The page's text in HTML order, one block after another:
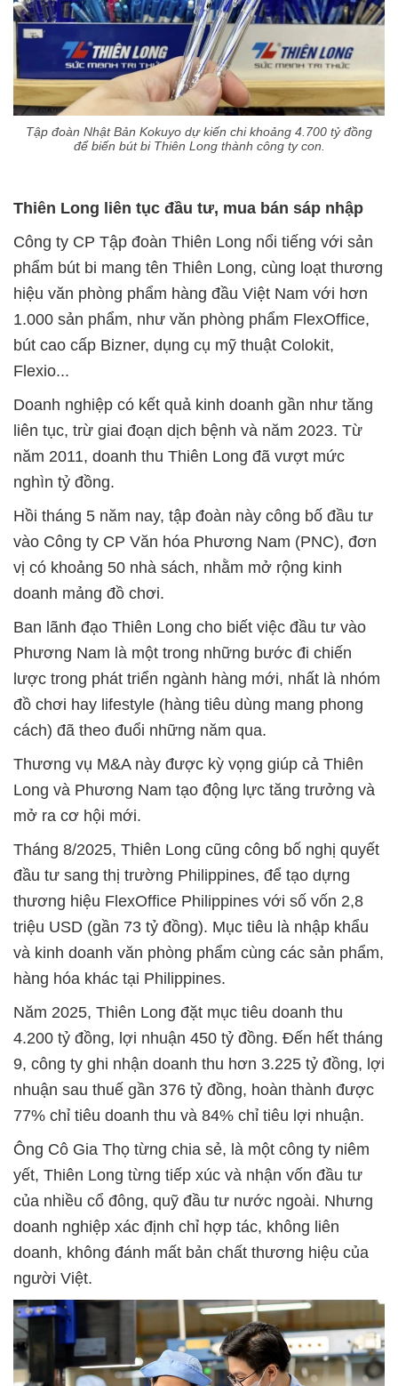
Tập đoàn Nhật Bản Kokuyo dự kiến chi khoảng 4.700 tỷ đồng
để biến bút bi Thiên Long thành công ty con.
Thiên Long liên tục đầu tư, mua bán sáp nhập
Công ty CP Tập đoàn Thiên Long nổi tiếng với sản
phẩm bút bi mang tên Thiên Long, cùng loạt thương
hiệu văn phòng phẩm hàng đầu Việt Nam với hơn
1.000 sản phẩm, như văn phòng phẩm FlexOffice,
bút cao cấp Bizner, dụng cụ mỹ thuật Colokit,
Flexio...
Doanh nghiệp có kết quả kinh doanh gần như tăng
liên tục, trừ giai đoạn dịch bệnh và năm 2023. Từ
năm 2011, doanh thu Thiên Long đã vượt mức
nghìn tỷ đồng.
Hồi tháng 5 năm nay, tập đoàn này công bố đầu tư
vào Công ty CP Văn hóa Phương Nam (PNC), đơn
vị có khoảng 50 nhà sách, nhằm mở rộng kinh
doanh mảng đồ chơi.
Ban lãnh đạo Thiên Long cho biết việc đầu tư vào
Phương Nam là một trong những bước đi chiến
lược trong phát triển ngành hàng mới, nhất là nhóm
đồ chơi hay lifestyle (hàng tiêu dùng mang phong
cách) đã theo đuổi những năm qua.
Thương vụ M&A này được kỳ vọng giúp cả Thiên
Long và Phương Nam tạo động lực tăng trưởng và
mở ra cơ hội mới.
Tháng 8/2025, Thiên Long cũng công bố nghị quyết
đầu tư sang thị trường Philippines, để tạo dựng
thương hiệu FlexOffice Philippines với số vốn 2,8
triệu USD (gần 73 tỷ đồng). Mục tiêu là nhập khẩu
và kinh doanh văn phòng phẩm cùng các sản phẩm,
hàng hóa khác tại Philippines.
Năm 2025, Thiên Long đặt mục tiêu doanh thu
4.200 tỷ đồng, lợi nhuận 450 tỷ đồng. Đến hết tháng
9, công ty ghi nhận doanh thu hơn 3.225 tỷ đồng, lợi
nhuận sau thuế gần 376 tỷ đồng, hoàn thành được
77% chỉ tiêu doanh thu và 84% chỉ tiêu lợi nhuận.
Ông Cô Gia Thọ từng chia sẻ, là một công ty niêm
yết, Thiên Long từng tiếp xúc và nhận vốn đầu tư
của nhiều cổ đông, quỹ đầu tư nước ngoài. Nhưng
doanh nghiệp xác định chỉ hợp tác, không liên
doanh, không đánh mất bản chất thương hiệu của
người Việt.